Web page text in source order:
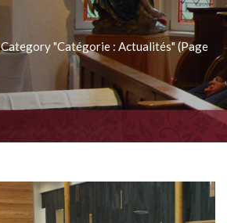
"Catégorie : Actualités"(Page